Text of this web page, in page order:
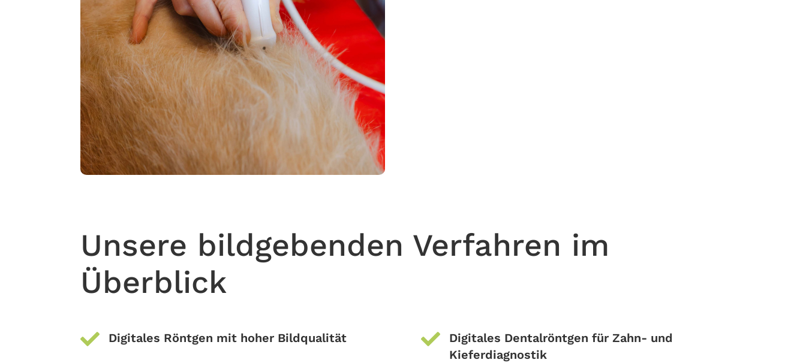
Unsere bildgebenden Verfahren im
Überblick
 Digitales Röntgen mit hoher Bildqualität 
Digitales Dentalröntgen für Zahn- und
Kieferdiagnostik